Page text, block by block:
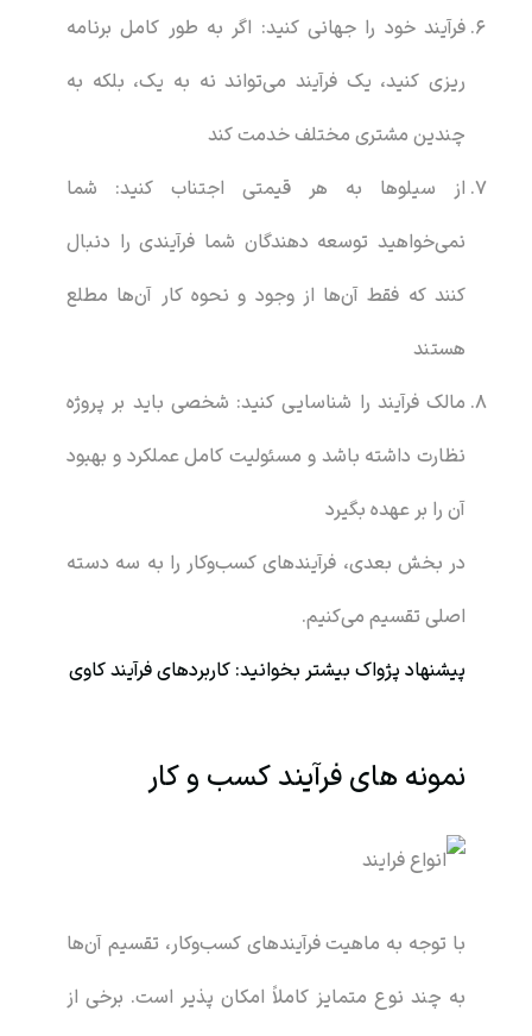
فرآیند خود را جهانی کنید: اگر به طور کامل برنامه
ریزی کنید، یک فرآیند می‌تواند نه به یک، بلکه به
چندین مشتری مختلف خدمت کند
از سیلوها به هر قیمتی اجتناب کنید: شما
نمی‌خواهید توسعه دهندگان شما فرآیندی را دنبال
کنند که فقط آن‌ها از وجود و نحوه کار آن‌ها مطلع
هستند
مالک فرآیند را شناسایی کنید: شخصی باید بر پروژه
نظارت داشته باشد و مسئولیت کامل عملکرد و بهبود
آن را بر عهده بگیرد
در بخش بعدی، فرآیندهای کسب‌وکار را به سه دسته
اصلی تقسیم می‌کنیم.
پیشنهاد پژواک بیشتر بخوانید: کاربردهای فرآیند کاوی
نمونه های فرآیند کسب و کار
با توجه به ماهیت فرآیندهای کسب‌وکار، تقسیم آن‌ها
به چند نوع متمایز کاملاً امکان پذیر است. برخی از